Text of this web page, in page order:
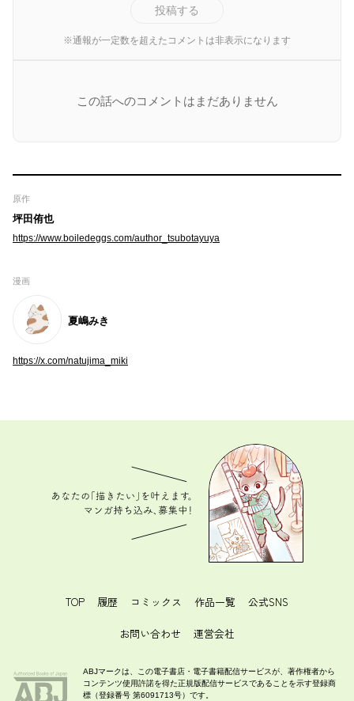
投稿する
※通報が一定数を超えたコメントは非表示になります
この話へのコメントはまだありません
原作
坪田侑也
https://www.boiledeggs.com/author_tsubotayuya
漫画
夏嶋みき
https://x.com/natujima_miki
TOP 履歴 コミックス 作品一覧 公式SNS
お問い合わせ 運営会社
ABJマークは、この電子書店・電子書籍配信サービスが、著作権者から
コンテンツ使用許諾を得た正規版配信サービスであることを示す登録商
標（登録番号 第6091713号）です。
あなたの「描きたい」を叶えます。 マンガ持ち込
み、募集中！